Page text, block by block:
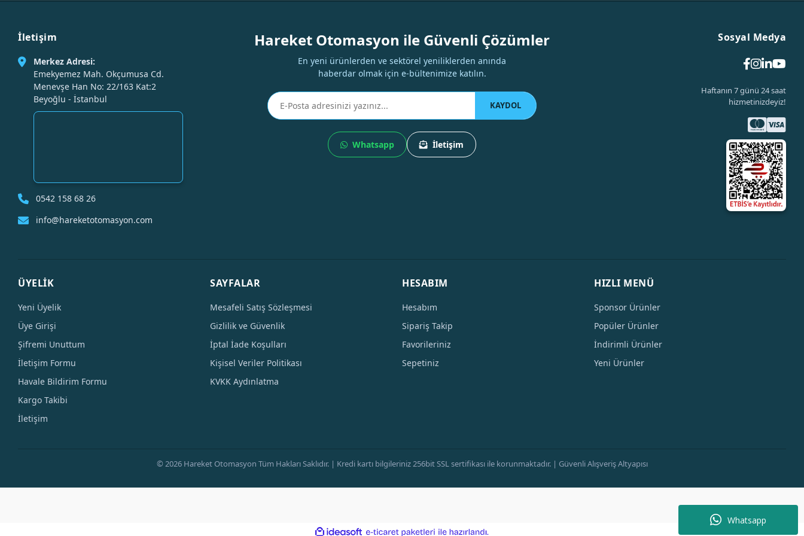
Whatsapp
İletişim
Merkez Adresi:
Emekyemez Mah. Okçumusa Cd.
Menevşe Han No: 22/163 Kat:2
Beyoğlu - İstanbul
0542 158 68 26
info@hareketotomasyon.com
Hareket Otomasyon ile Güvenli Çözümler
En yeni ürünlerden ve sektörel yeniliklerden anında
haberdar olmak için e-bültenimize katılın.
KAYDOL
Whatsapp İletişim
Sosyal Medya
Haftanın 7 günü 24 saat
hizmetinizdeyiz!
ÜYELİK
Yeni Üyelik
Üye Girişi
Şifremi Unuttum
İletişim Formu
Havale Bildirim Formu
Kargo Takibi
İletişim
SAYFALAR
Mesafeli Satış Sözleşmesi
Gizlilik ve Güvenlik
İptal İade Koşulları
Kişisel Veriler Politikası
KVKK Aydınlatma
HESABIM
Hesabım
Sipariş Takip
Favorileriniz
Sepetiniz
HIZLI MENÜ
Sponsor Ürünler
Popüler Ürünler
İndirimli Ürünler
Yeni Ürünler
© 2026 Hareket Otomasyon Tüm Hakları Saklıdır. | Kredi kartı bilgileriniz 256bit SSL sertifikası ile korunmaktadır. | Güvenli Alışveriş Altyapısı
ideasoft e-